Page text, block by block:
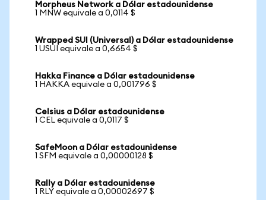
Morpheus Network a Dólar estadounidense
1 MNW equivale a 0,0114 $
Wrapped SUI (Universal) a Dólar estadounidense
1 USUI equivale a 0,6654 $
Hakka Finance a Dólar estadounidense
1 HAKKA equivale a 0,001796 $
Celsius a Dólar estadounidense
1 CEL equivale a 0,0117 $
SafeMoon a Dólar estadounidense
1 SFM equivale a 0,00000128 $
Rally a Dólar estadounidense
1 RLY equivale a 0,00002697 $